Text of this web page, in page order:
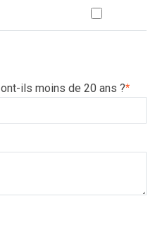
ils moins de 20 ans ?*